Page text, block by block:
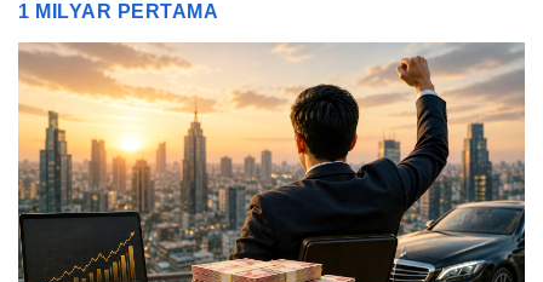
1 MILYAR PERTAMA